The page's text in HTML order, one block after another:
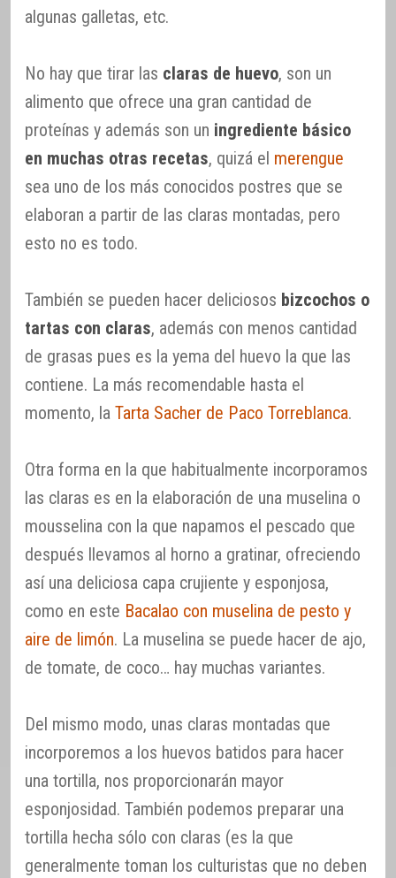
algunas galletas, etc.
No hay que tirar las claras de huevo, son un
alimento que ofrece una gran cantidad de
proteínas y además son un ingrediente básico
en muchas otras recetas, quizá el merengue
sea uno de los más conocidos postres que se
elaboran a partir de las claras montadas, pero
esto no es todo.
También se pueden hacer deliciosos bizcochos o
tartas con claras, además con menos cantidad
de grasas pues es la yema del huevo la que las
contiene. La más recomendable hasta el
momento, la Tarta Sacher de Paco Torreblanca.
Otra forma en la que habitualmente incorporamos
las claras es en la elaboración de una muselina o
mousselina con la que napamos el pescado que
después llevamos al horno a gratinar, ofreciendo
así una deliciosa capa crujiente y esponjosa,
como en este Bacalao con muselina de pesto y
aire de limón. La muselina se puede hacer de ajo,
de tomate, de coco… hay muchas variantes.
Del mismo modo, unas claras montadas que
incorporemos a los huevos batidos para hacer
una tortilla, nos proporcionarán mayor
esponjosidad. También podemos preparar una
tortilla hecha sólo con claras (es la que
generalmente toman los culturistas que no deben